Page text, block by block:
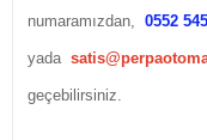
numaramızdan, 0552
yada
geçebilirsiniz.